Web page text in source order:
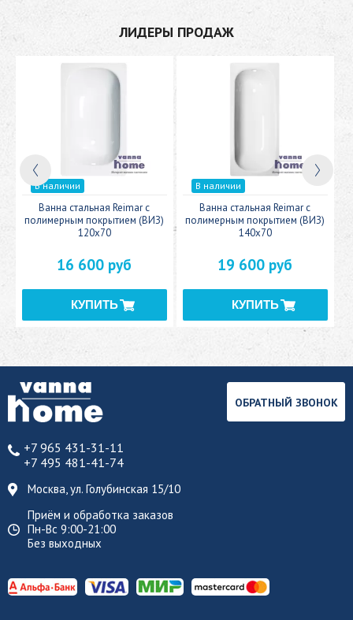
ЛИДЕРЫ ПРОДАЖ
В наличии
Ванна стальная Reimar с
полимерным покрытием (ВИЗ)
120x70
16 600 руб
В наличии
Ванна стальная Reimar с
полимерным покрытием (ВИЗ)
140x70
19 600 руб
+7 965 431-31-11
+7 495 481-41-74
Москва, ул. Голубинская 15/10
Приём и обработка заказов
Пн-Вс 9:00-21:00
Без выходных
ОБРАТНЫЙ ЗВОНОК